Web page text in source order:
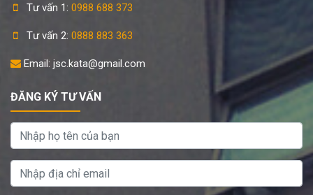
Tư vấn 1: 0988 688 373
Tư vấn 2: 0888 883 363
Email: jsc.kata@gmail.com
ĐĂNG KÝ TƯ VẤN